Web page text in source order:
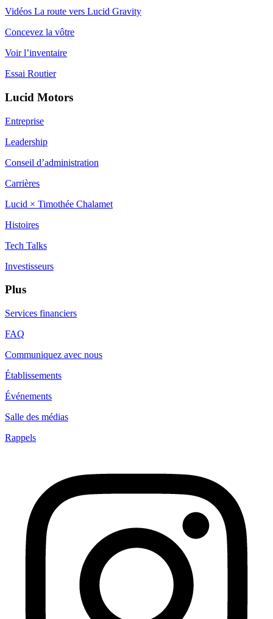
Vidéos La route vers Lucid Gravity
Concevez la vôtre
Voir l’inventaire
Essai Routier
Lucid Motors
Entreprise
Leadership
Conseil d’administration
Carrières
Lucid × Timothée Chalamet
Histoires
Tech Talks
Investisseurs
Plus
Services financiers
FAQ
Communiquez avec nous
Établissements
Événements
Salle des médias
Rappels